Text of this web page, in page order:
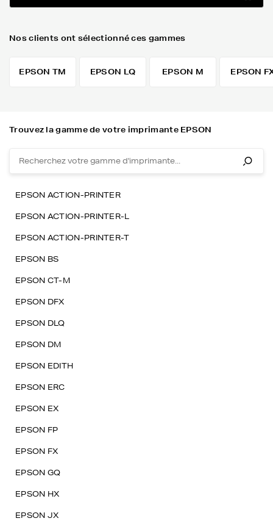
Nos clients ont sélectionné ces gammes
EPSON TM EPSON LQ EPSON M EPSON
Trouvez la gamme de votre imprimante EPSON
EPSON ACTION-PRINTER
EPSON ACTION-PRINTER-L
EPSON ACTION-PRINTER-T
EPSON BS
EPSON CT-M
EPSON DFX
EPSON DLQ
EPSON DM
EPSON EDITH
EPSON ERC
EPSON EX
EPSON FP
EPSON FX
EPSON GQ
EPSON HX
EPSON JX